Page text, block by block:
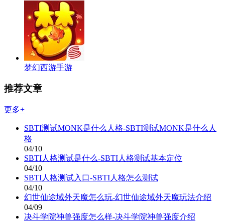
梦幻西游手游
推荐文章
更多+
SBTI测试MONK是什么人格-SBTI测试MONK是什么人
格
04/10
SBTI人格测试是什么-SBTI人格测试基本定位
04/10
SBTI人格测试入口-SBTI人格怎么测试
04/10
幻世仙途域外天魔怎么玩-幻世仙途域外天魔玩法介绍
04/09
决斗学院神兽强度怎么样-决斗学院神兽强度介绍